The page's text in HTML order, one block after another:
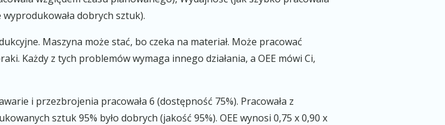
dobrych sztuk).
Maszyna może stać, bo czeka na materiał. Może pracować
Każdy z tych problemów wymaga innego działania, a OEE mówi Ci,
i przezbrojenia pracowała 6 (dostępność 75%). Pracowała z
sztuk 95% było dobrych (jakość 95%). OEE wynosi 0,75 x 0,90 x